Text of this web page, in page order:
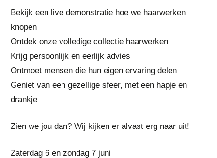
Bekijk een live demonstratie hoe we haarwerken
knopen
Ontdek onze volledige collectie haarwerken
Krijg persoonlijk en eerlijk advies
Ontmoet mensen die hun eigen ervaring delen
Geniet van een gezellige sfeer, met een hapje en
drankje
Zien we jou dan? Wij kijken er alvast erg naar uit!
Zaterdag 6 en zondag 7 juni